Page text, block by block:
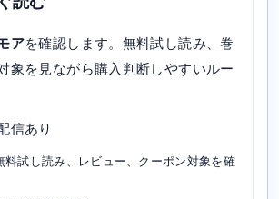
アを確認します。無料試し読み、巻
象を見ながら購入判断しやすいルー
信あり
料試し読み、レビュー、クーポン対象を確